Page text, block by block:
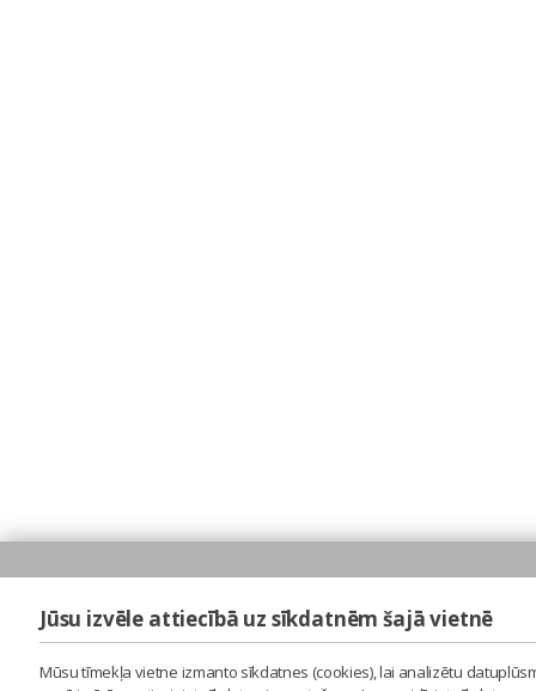
Jūsu izvēle attiecībā uz sīkdatnēm šajā vietnē
Mūsu tīmekļa vietne izmanto sīkdatnes (cookies), lai analizētu